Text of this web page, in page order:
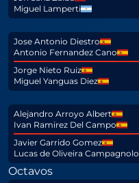
Miguel Lamperti
Jose Antonio Diestro
Antonio Fernandez Cano
Jorge Nieto Ruiz
Miguel Yanguas Diez
Alejandro Arroyo Albert
Ivan Ramirez Del Campo
Javier Garrido Gomez
Lucas de Oliveira Campagnolo
Octavos